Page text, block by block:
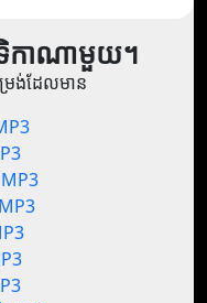
េទិកាណាមួយ។
រង់ដែលមាន